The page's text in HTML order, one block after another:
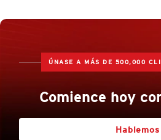
ÚNASE A MÁS DE 500,000
Comience hoy
Hablemos